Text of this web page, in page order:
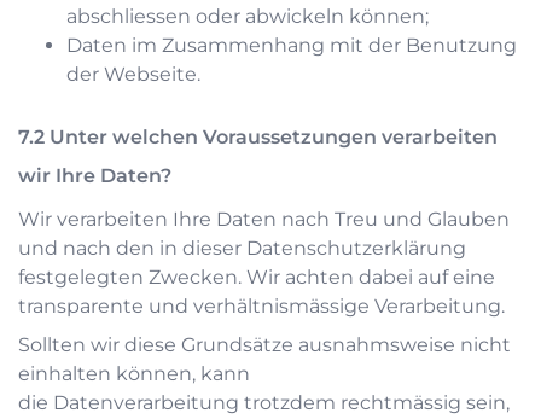
abschliessen oder abwickeln können;
Daten im Zusammenhang mit der Benutzung
der Webseite.
Unter welchen Voraussetzungen verarbeiten
wir Ihre Daten?
Wir verarbeiten Ihre Daten nach Treu und Glauben
und nach den in dieser Datenschutzerklärung
festgelegten Zwecken. Wir achten dabei auf eine
transparente und verhältnismässige Verarbeitung.
Sollten wir diese Grundsätze ausnahmsweise nicht
einhalten können, kann
die Datenverarbeitung trotzdem rechtmässig sein,